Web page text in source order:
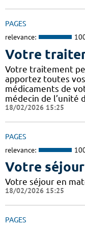
PAGES
relevance:
Votre
Votre traitement
apportez toutes
médicaments de
médecin de l’unité
18/02/2026 15:25
PAGES
relevance:
Votre
Votre séjour en
18/02/2026 15:25
PAGES